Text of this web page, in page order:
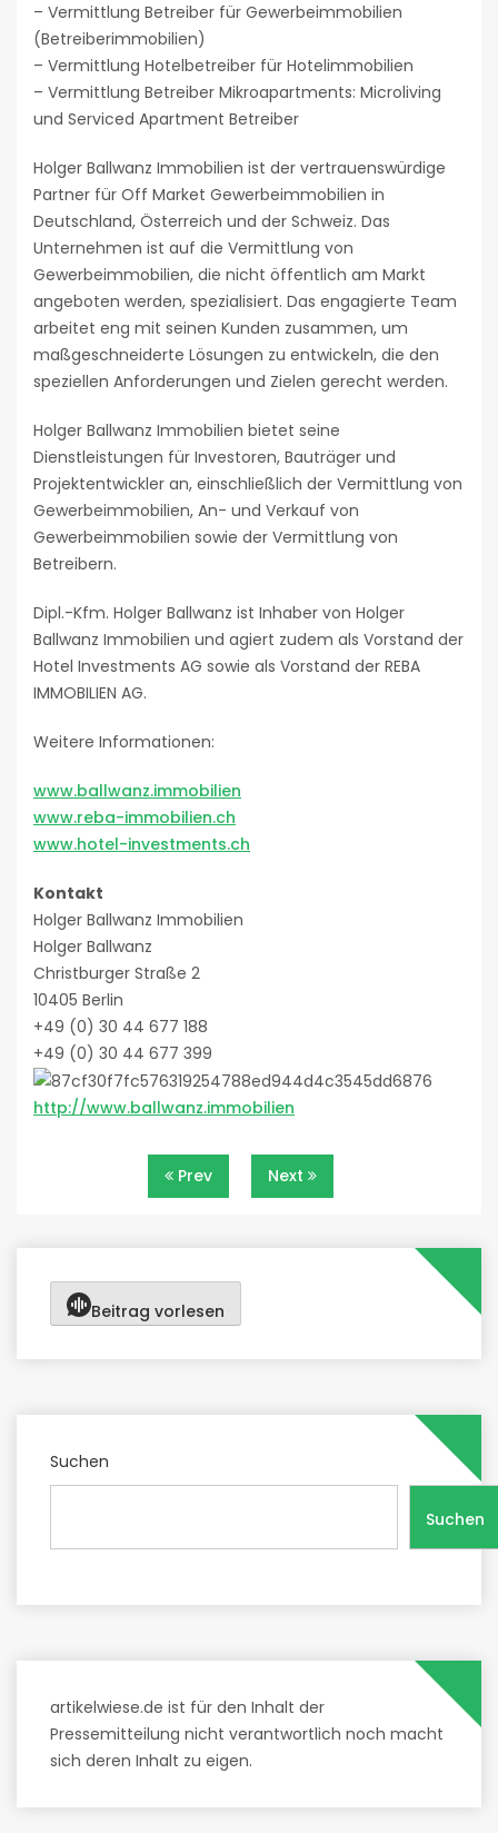
– Vermittlung Betreiber für Gewerbeimmobilien
(Betreiberimmobilien)
– Vermittlung Hotelbetreiber für Hotelimmobilien
– Vermittlung Betreiber Mikroapartments: Microliving
und Serviced Apartment Betreiber
Holger Ballwanz Immobilien ist der vertrauenswürdige
Partner für Off Market Gewerbeimmobilien in
Deutschland, Österreich und der Schweiz. Das
Unternehmen ist auf die Vermittlung von
Gewerbeimmobilien, die nicht öffentlich am Markt
angeboten werden, spezialisiert. Das engagierte Team
arbeitet eng mit seinen Kunden zusammen, um
maßgeschneiderte Lösungen zu entwickeln, die den
speziellen Anforderungen und Zielen gerecht werden.
Holger Ballwanz Immobilien bietet seine
Dienstleistungen für Investoren, Bauträger und
Projektentwickler an, einschließlich der Vermittlung von
Gewerbeimmobilien, An- und Verkauf von
Gewerbeimmobilien sowie der Vermittlung von
Betreibern.
Dipl.-Kfm. Holger Ballwanz ist Inhaber von Holger
Ballwanz Immobilien und agiert zudem als Vorstand der
Hotel Investments AG sowie als Vorstand der REBA
IMMOBILIEN AG.
Weitere Informationen:
www.ballwanz.immobilien
www.reba-immobilien.ch
www.hotel-investments.ch
Kontakt
Holger Ballwanz Immobilien
Holger Ballwanz
Christburger Straße 2
10405 Berlin
+49 (0) 30 44 677 188
+49 (0) 30 44 677 399
http://www.ballwanz.immobilien
Beitragsnavigation
Prev Next
Beitrag vorlesen
Suchen
Suchen
artikelwiese.de ist für den Inhalt der
Pressemitteilung nicht verantwortlich noch macht
sich deren Inhalt zu eigen.